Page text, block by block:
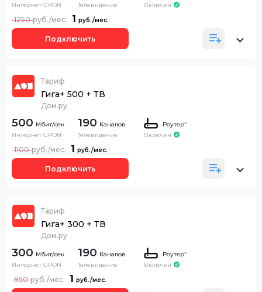
Интернет GPON
Телевидение
Включен
1
1250
Подключить
Тариф
Гига+ 500 + ТВ
Дом.ру
500
Интернет GPON
190 Каналов
Телевидение
Роутер*
Включен
1
1100
Подключить
Тариф
Гига+ 300 + ТВ
Дом.ру
300
Интернет GPON
190 Каналов
Телевидение
Роутер*
Включен
1
950